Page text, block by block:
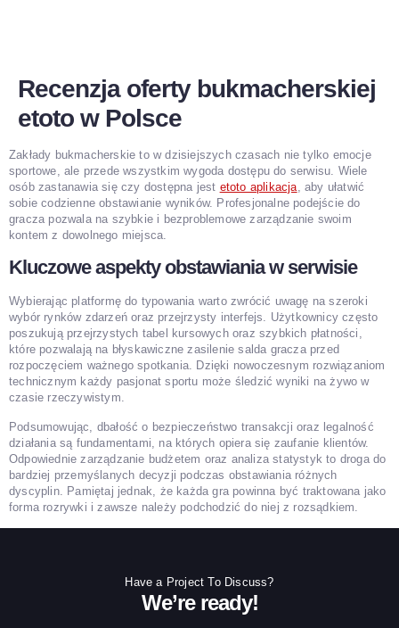
Recenzja oferty bukmacherskiej
etoto w Polsce
Zakłady bukmacherskie to w dzisiejszych czasach nie tylko emocje
sportowe, ale przede wszystkim wygoda dostępu do serwisu. Wiele
osób zastanawia się czy dostępna jest etoto aplikacja, aby ułatwić
sobie codzienne obstawianie wyników. Profesjonalne podejście do
gracza pozwala na szybkie i bezproblemowe zarządzanie swoim
kontem z dowolnego miejsca.
Kluczowe aspekty obstawiania w serwisie
Wybierając platformę do typowania warto zwrócić uwagę na szeroki
wybór rynków zdarzeń oraz przejrzysty interfejs. Użytkownicy często
poszukują przejrzystych tabel kursowych oraz szybkich płatności,
które pozwalają na błyskawiczne zasilenie salda gracza przed
rozpoczęciem ważnego spotkania. Dzięki nowoczesnym rozwiązaniom
technicznym każdy pasjonat sportu może śledzić wyniki na żywo w
czasie rzeczywistym.
Podsumowując, dbałość o bezpieczeństwo transakcji oraz legalność
działania są fundamentami, na których opiera się zaufanie klientów.
Odpowiednie zarządzanie budżetem oraz analiza statystyk to droga do
bardziej przemyślanych decyzji podczas obstawiania różnych
dyscyplin. Pamiętaj jednak, że każda gra powinna być traktowana jako
forma rozrywki i zawsze należy podchodzić do niej z rozsądkiem.
Have a Project To Discuss?
We’re ready!